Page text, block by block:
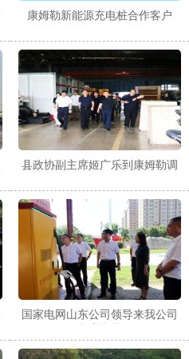
康姆勒新能源充电桩合作客户
县政协副主席姬广乐到康姆勒调
国家电网山东公司领导来我公司